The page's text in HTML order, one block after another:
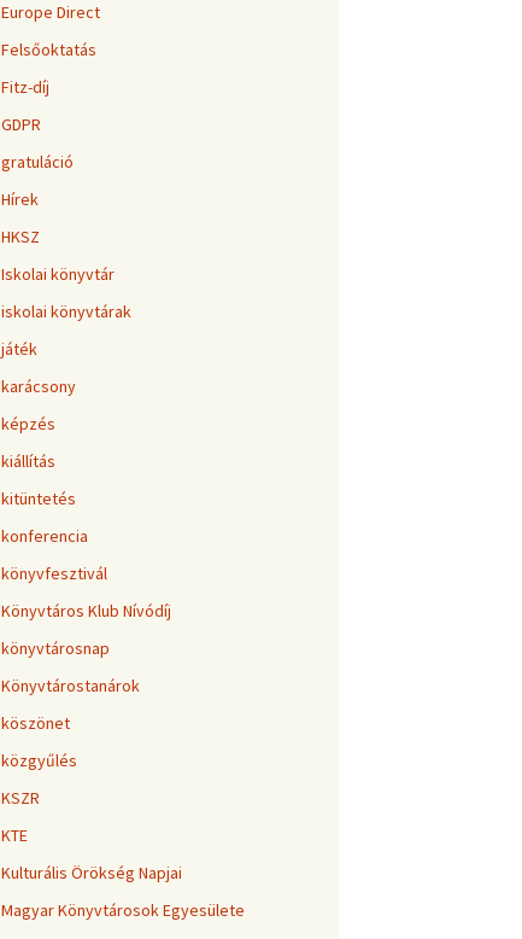
Europe Direct
Felsőoktatás
Fitz-díj
GDPR
gratuláció
Hírek
HKSZ
Iskolai könyvtár
iskolai könyvtárak
játék
karácsony
képzés
kiállítás
kitüntetés
konferencia
könyvfesztivál
Könyvtáros Klub Nívódíj
könyvtárosnap
Könyvtárostanárok
köszönet
közgyűlés
KSZR
KTE
Kulturális Örökség Napjai
Magyar Könyvtárosok Egyesülete